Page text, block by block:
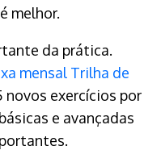
melhor.
da prática.
mensal Trilha de
novos exercícios por
e avançadas